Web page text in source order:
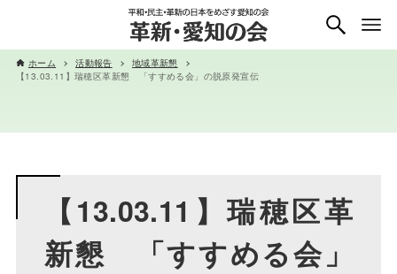
ホーム 活動報告
地域革新懇
【13.03.11】瑞穂区革新懇 「すすめる会」の脱原発宣伝
【13.03.11】瑞穂区革
新懇 「すすめる会」